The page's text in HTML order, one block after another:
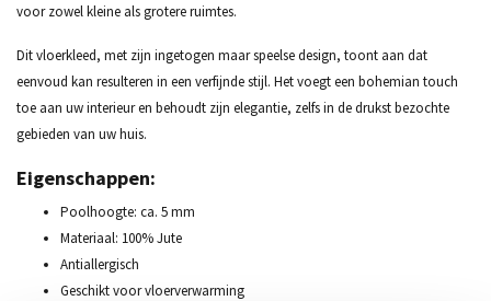
voor zowel kleine als grotere ruimtes.
Dit vloerkleed, met zijn ingetogen maar speelse design, toont aan dat
eenvoud kan resulteren in een verfijnde stijl. Het voegt een bohemian touch
toe aan uw interieur en behoudt zijn elegantie, zelfs in de drukst bezochte
gebieden van uw huis.
Eigenschappen:
Poolhoogte: ca. 5 mm
Materiaal: 100% Jute
Antiallergisch
Geschikt voor vloerverwarming